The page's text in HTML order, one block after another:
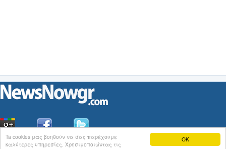
OK
Ta cookies μας βοηθούν να σας παρέχουμε
καλύτερες υπηρεσίες. Χρησιμοποιώντας τις